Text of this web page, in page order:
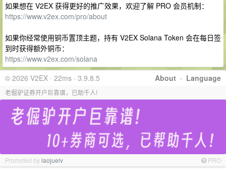
如果想在 V2EX 获得更好的推广效果，欢迎了解 PRO 会员机制：
https://www.v2ex.com/pro/about
如果你经常使用铜币置顶主题，持有 V2EX Solana Token 会在每日签
到时获得额外铜币：
https://www.v2ex.com/solana
About · Language
© 2026 V2EX · 22ms · 3.9.8.5
老倔驴证券开户巨靠谱，已助千人!
Promoted bylaojuelv PRO